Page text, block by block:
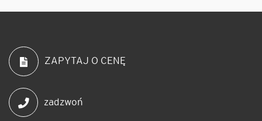
ZAPYTAJ O CENĘ
zadzwoń